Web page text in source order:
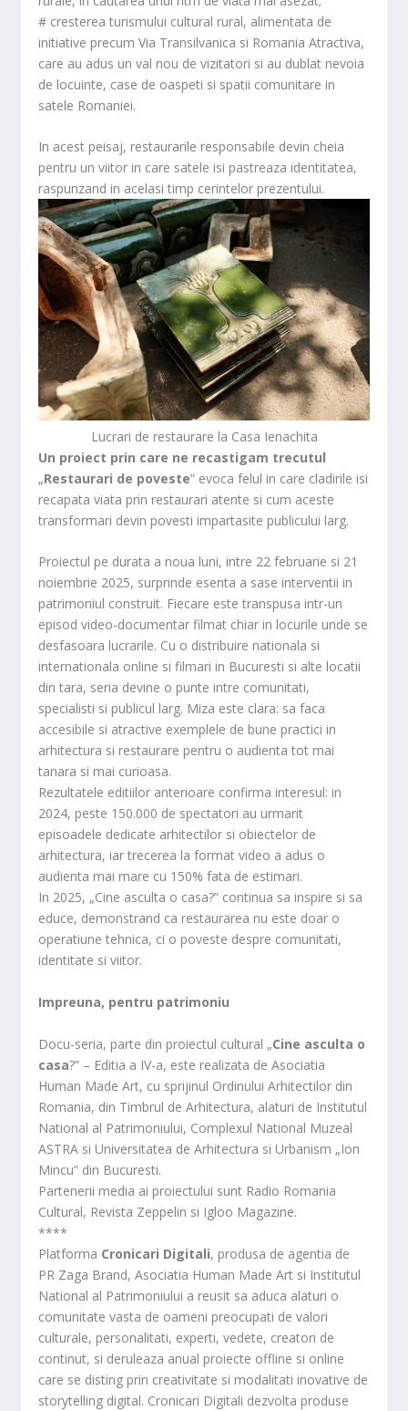
# cresterea turismului cultural rural, alimentata de
initiative precum Via Transilvanica si Romania Atractiva,
care au adus un val nou de vizitatori si au dublat nevoia
de locuinte, case de oaspeti si spatii comunitare in
satele Romaniei.
In acest peisaj, restaurarile responsabile devin cheia
pentru un viitor in care satele isi pastreaza identitatea,
raspunzand in acelasi timp cerintelor prezentului.
Lucrari de restaurare la Casa Ienachita
Un proiect prin care ne recastigam trecutul
„Restaurari de poveste” evoca felul in care cladirile isi
recapata viata prin restaurari atente si cum aceste
transformari devin povesti impartasite publicului larg.
Proiectul pe durata a noua luni, intre 22 februarie si 21
noiembrie 2025, surprinde esenta a sase interventii in
patrimoniul construit. Fiecare este transpusa intr-un
episod video-documentar filmat chiar in locurile unde se
desfasoara lucrarile. Cu o distribuire nationala si
internationala online si filmari in Bucuresti si alte locatii
din tara, seria devine o punte intre comunitati,
specialisti si publicul larg. Miza este clara: sa faca
accesibile si atractive exemplele de bune practici in
arhitectura si restaurare pentru o audienta tot mai
tanara si mai curioasa.
Rezultatele editiilor anterioare confirma interesul: in
2024, peste 150.000 de spectatori au urmarit
episoadele dedicate arhitectilor si obiectelor de
arhitectura, iar trecerea la format video a adus o
audienta mai mare cu 150% fata de estimari.
In 2025, „Cine asculta o casa?” continua sa inspire si sa
educe, demonstrand ca restaurarea nu este doar o
operatiune tehnica, ci o poveste despre comunitati,
identitate si viitor.
Impreuna, pentru patrimoniu
Docu-seria, parte din proiectul cultural „Cine asculta o
casa?” – Editia a IV-a, este realizata de Asociatia
Human Made Art, cu sprijinul Ordinului Arhitectilor din
Romania, din Timbrul de Arhitectura, alaturi de Institutul
National al Patrimoniului, Complexul National Muzeal
ASTRA si Universitatea de Arhitectura si Urbanism „Ion
Mincu” din Bucuresti.
Partenerii media ai proiectului sunt Radio Romania
Cultural, Revista Zeppelin si Igloo Magazine.
****
Platforma Cronicari Digitali, produsa de agentia de
PR Zaga Brand, Asociatia Human Made Art si Institutul
National al Patrimoniului a reusit sa aduca alaturi o
comunitate vasta de oameni preocupati de valori
culturale, personalitati, experti, vedete, creatori de
continut, si deruleaza anual proiecte offline si online
care se disting prin creativitate si modalitati inovative de
storytelling digital. Cronicari Digitali dezvolta produse